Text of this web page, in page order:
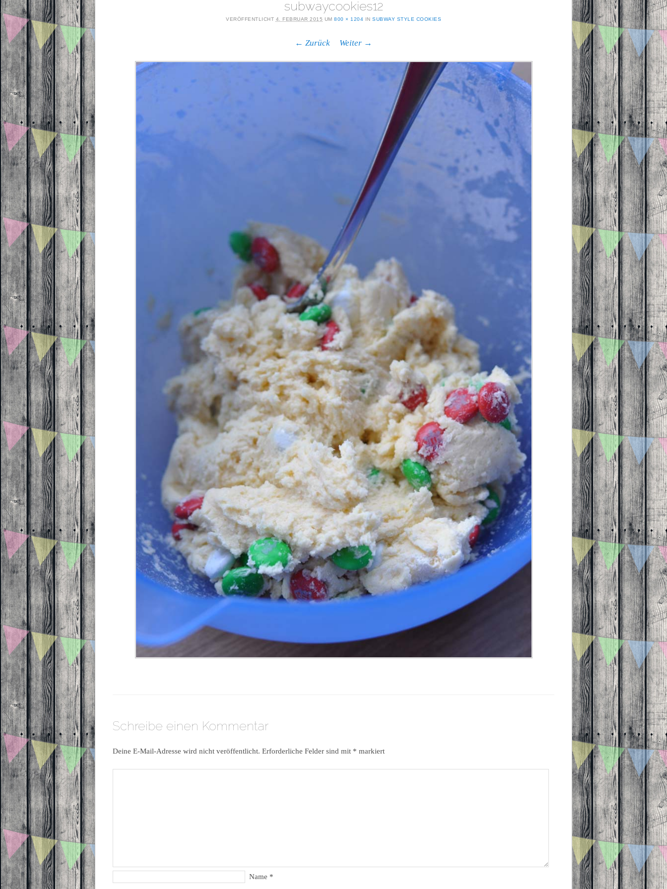
subwaycookies12
VERÖFFENTLICHT 4. FEBRUAR 2015 UM 800 × 1204 IN SUBWAY STYLE COOKIES
← Zurück Weiter →
Schreibe einen Kommentar
Deine E-Mail-Adresse wird nicht veröffentlicht. Erforderliche Felder sind mit * markiert
Name *